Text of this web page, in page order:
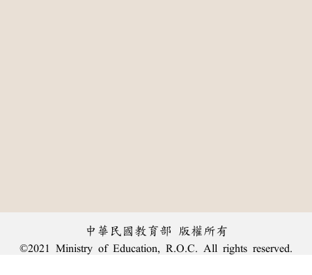
中華民國教育部 版權所有
©2021 Ministry of Education, R.O.C. All rights reserved.